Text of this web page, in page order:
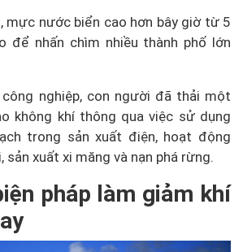
mực nước biển cao hơn bây giờ từ 5
để nhấn chìm nhiều thành phố lớn
nghiệp, con người đã thải một
không khí thông qua việc sử dụng
trong sản xuất điện, hoạt động
sản xuất xi măng và nạn phá rừng.
pháp làm giảm khí